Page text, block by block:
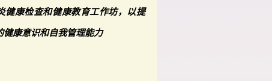
健康检查和健康教育工作坊，以提
健康意识和自我管理能力